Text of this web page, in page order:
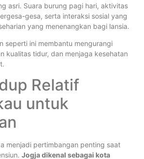
asri. Suara burung pagi hari, aktivitas
gesa, serta interaksi sosial yang
yang menenangkan bagi lansia.
seperti ini membantu mengurangi
kualitas tidur, dan menjaga kesehatan
Relatif
untuk
menjadi pertimbangan penting saat
Jogja dikenal sebagai kota